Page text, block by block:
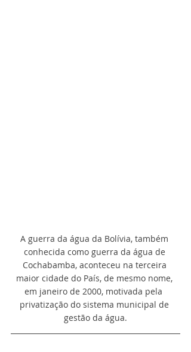
A guerra da água da Bolívia, também
conhecida como guerra da água de
Cochabamba, aconteceu na terceira
maior cidade do País, de mesmo nome,
em janeiro de 2000, motivada pela
privatização do sistema municipal de
gestão da água.​